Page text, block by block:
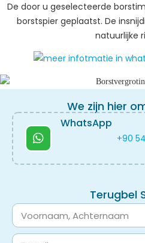
De door u geselecteerde
borstspier geplaatst. De
natuurlijke
We zijn hier
WhatsApp
+90
Terugbel